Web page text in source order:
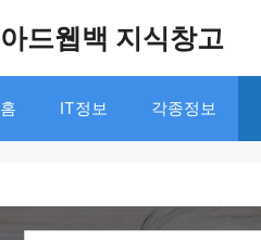
아드웹백 지식창고
홈 IT정보 각종정보